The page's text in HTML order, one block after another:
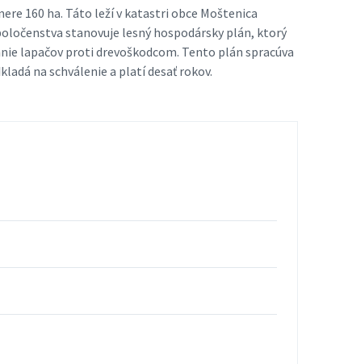
160 ha. Táto leží v katastri obce Moštenica
stanovuje lesný hospodársky plán, ktorý
lapačov proti drevoškodcom. Tento plán spracúva
na schválenie a platí desať rokov.